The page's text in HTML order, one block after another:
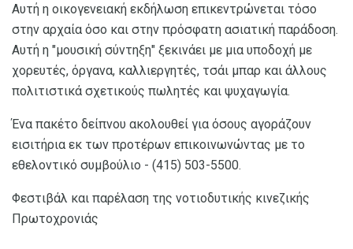
Αυτή η οικογενειακή εκδήλωση επικεντρώνεται τόσο
στην αρχαία όσο και στην πρόσφατη ασιατική παράδοση.
Αυτή η "μουσική σύντηξη" ξεκινάει με μια υποδοχή με
χορευτές, όργανα, καλλιεργητές, τσάι μπαρ και άλλους
πολιτιστικά σχετικούς πωλητές και ψυχαγωγία.
Ένα πακέτο δείπνου ακολουθεί για όσους αγοράζουν
εισιτήρια εκ των προτέρων επικοινωνώντας με το
εθελοντικό συμβούλιο - (415) 503-5500.
Φεστιβάλ και παρέλαση της νοτιοδυτικής κινεζικής
Πρωτοχρονιάς